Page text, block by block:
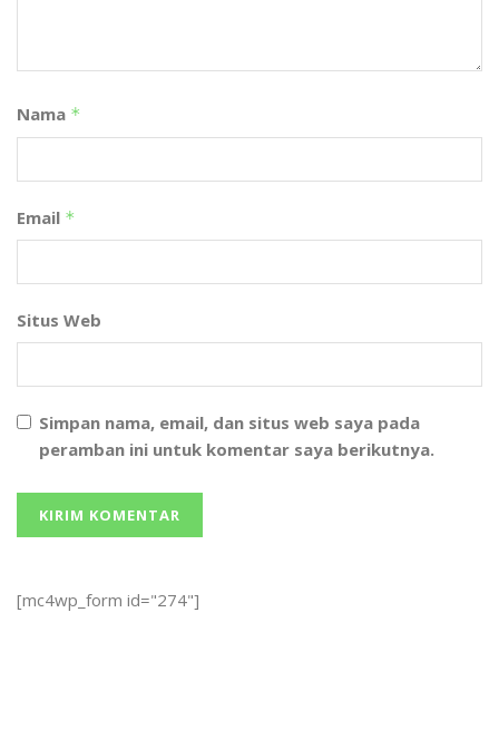
Nama *
Email *
Situs Web
Simpan nama, email, dan situs web saya pada
peramban ini untuk komentar saya berikutnya.
[mc4wp_form id="274"]